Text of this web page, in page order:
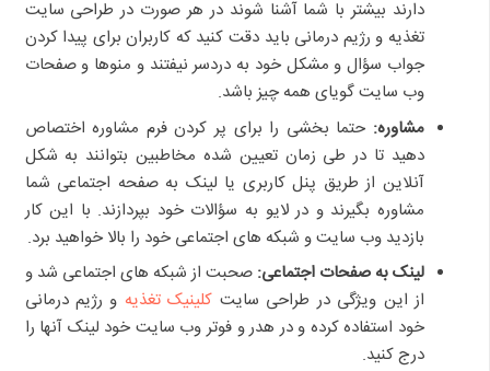
دارند بیشتر با شما آشنا شوند در هر صورت در طراحی سایت
تغذیه و رژیم درمانی باید دقت کنید که کاربران برای پیدا کردن
جواب سؤال و مشکل خود به دردسر نیفتند و منوها و صفحات
وب سایت گویای همه چیز باشد.
مشاوره: حتما بخشی را برای پر کردن فرم مشاوره اختصاص
دهید تا در طی زمان تعیین شده مخاطبین بتوانند به شکل
آنلاین از طریق پنل کاربری یا لینک به صفحه اجتماعی شما
مشاوره بگیرند و در لایو به سؤالات خود بپردازند. با این کار
بازدید وب سایت و شبکه های اجتماعی خود را بالا خواهید برد.
لینک به صفحات اجتماعی:صحبت از شبکه های اجتماعی شد و
از این ویژگی در طراحی سایت کلینیک تغذیه و رژیم درمانی
خود استفاده کرده و در هدر و فوتر وب سایت خود لینک آنها را
درج کنید.